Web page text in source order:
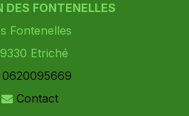
DES FONTENELLES
Fontenelles
Etriché
0620095669
Contact